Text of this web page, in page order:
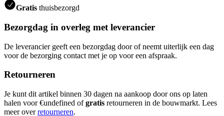
Gratis thuisbezorgd
Bezorgdag in overleg met leverancier
De leverancier geeft een bezorgdag door of neemt uiterlijk een dag
voor de bezorging contact met je op voor een afspraak.
Retourneren
Je kunt dit artikel binnen 30 dagen na aankoop door ons op laten
halen voor €undefined ofgratis retourneren in de bouwmarkt. Lees
meer overretourneren.